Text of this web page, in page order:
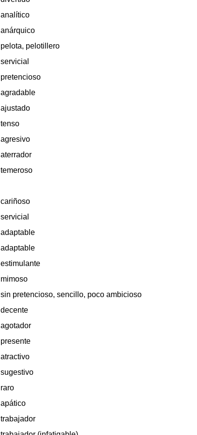
analítico
anárquico
pelota, pelotillero
servicial
pretencioso
agradable
ajustado
tenso
agresivo
aterrador
temeroso
cariñoso
servicial
adaptable
adaptable
estimulante
mimoso
sin pretencioso, sencillo, poco ambicioso
decente
agotador
presente
atractivo
sugestivo
raro
apático
trabajador